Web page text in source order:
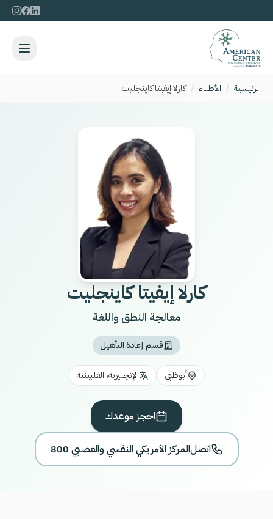
الرئيسية / الأطباء / كارلا إيفيتا كاينجليت
كارلا إيفيتا كاينجليت
معالجة النطق واللغة
قسم إعادة التأهيل
أبوظبي الإنجليزية، الفلبينية
احجز موعدك
اتصل800 المركز الأمريكي النفسي والعصبي